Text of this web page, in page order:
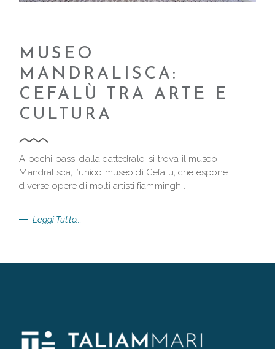
MUSEO
MANDRALISCA:
CEFALÙ TRA ARTE E
CULTURA
A pochi passi dalla cattedrale, si trova il museo
Mandralisca, l’unico museo di Cefalù, che espone
diverse opere di molti artisti fiamminghi.
Leggi Tutto...